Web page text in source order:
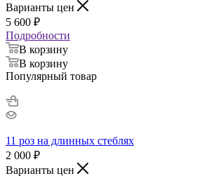
Варианты цен
5 600 ₽
Подробности
В корзину
В корзину
Популярный товар
11 роз на длинных стеблях
2 000 ₽
Варианты цен